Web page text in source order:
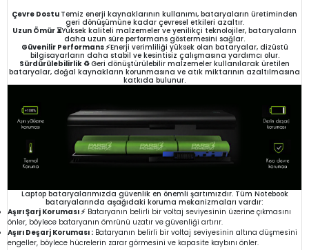
Çevre Dostu Temiz enerji kaynaklarının kullanımı, bataryaların üretiminden
geri dönüşümüne kadar çevresel etkileri azaltır.
Uzun Ömür ⏳Yüksek kaliteli malzemeler ve yenilikçi teknolojiler, bataryaların
daha uzun süre performans göstermesini sağlar.
Güvenilir Performans ⚡Enerji verimliliği yüksek olan bataryalar, dizüstü
bilgisayarların daha stabil ve kesintisiz çalışmasına yardımcı olur.
Sürdürülebilirlik ♻️Geri dönüştürülebilir malzemeler kullanılarak üretilen
bataryalar, doğal kaynakların korunmasına ve atık miktarının azaltılmasına
katkıda bulunur.
Laptop bataryalarımızda güvenlik en önemli şartımızdır. Tüm Notebook
bataryalarında aşağıdaki koruma mekanizmaları vardır:
Aşırı Şarj Koruması ⚡ Bataryanın belirli bir voltaj seviyesinin üzerine çıkmasını
önler, böylece bataryanın ömrünü uzatır ve güvenliği artırır.
Aşırı Deşarj Koruması : Bataryanın belirli bir voltaj seviyesinin altına düşmesini
engeller, böylece hücrelerin zarar görmesini ve kapasite kaybını önler.